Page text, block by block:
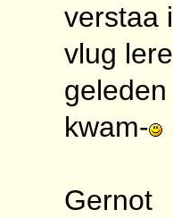
verstaa
vlug
kwam-
Gernot